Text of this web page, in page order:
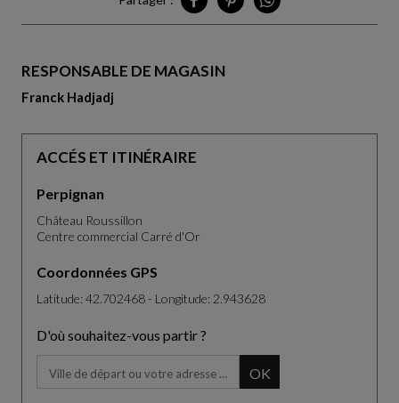
Partager Perpignan sur Facebook
Partager Perpignan sur
Partager Perpignan sur
RESPONSABLE DE MAGASIN
Franck Hadjadj
ACCÉS ET ITINÉRAIRE
Perpignan
Château Roussillon
Centre commercial Carré d'Or
Coordonnées GPS
Latitude: 42.702468 - Longitude: 2.943628
D'où souhaitez-vous partir ?
OK